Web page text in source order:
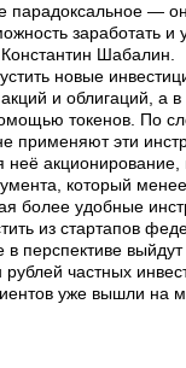
—
заработать и
Шабалин.
новые
и облигаций, а
токенов. По
применяют эти
акционирование,
который
более удобные
из стартапов
перспективе
частных
уже вышли на